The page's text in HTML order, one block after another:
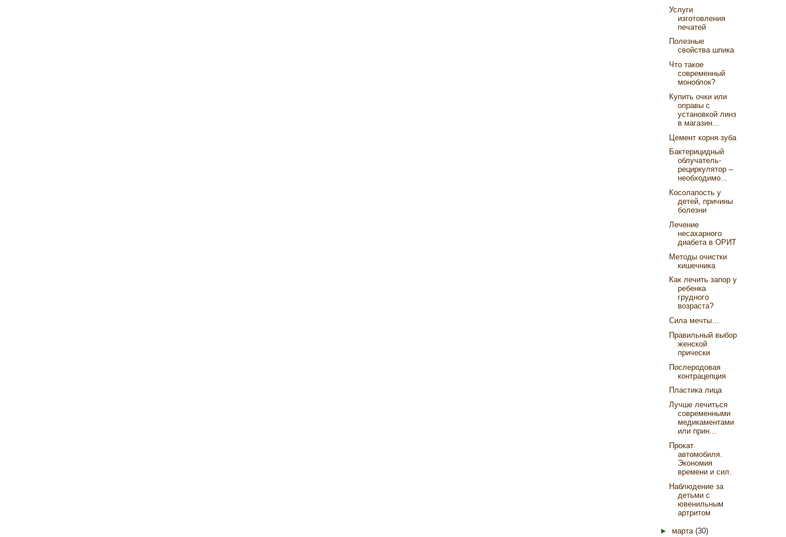
Услуги
изготовления
печатей
Полезные
свойства шпика
Что такое
современный
моноблок?
Купить очки или
оправы с
установкой линз
в магазин...
Цемент корня зуба
Бактерицидный
облучатель-
рециркулятор –
необходимо...
Косолапость у
детей, причины
болезни
Лечение
несахарного
диабета в ОРИТ
Методы очистки
кишечника
Как лечить запор у
ребенка
грудного
возраста?
Сила мечты…
Правильный выбор
женской
прически
Послеродовая
контрацепция
Пластика лица
Лучше лечиться
современными
медикаментами
или прин...
Прокат
автомобиля.
Экономия
времени и сил.
Наблюдение за
детьми с
ювенильным
артритом
► марта (30)